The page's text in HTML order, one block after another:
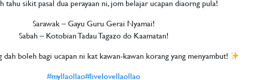
tahu sikit pasal dua perayaan ni, jom belajar ucapan diaorng pula!
Sarawak – Gayu Guru Gerai Nyamai!
Sabah – Kotobian Tadau Tagazo do Kaamatan!
dah boleh bagi ucapan ni kat kawan-kawan korang yang menyambut!
#myllaollao#livelovellaollao